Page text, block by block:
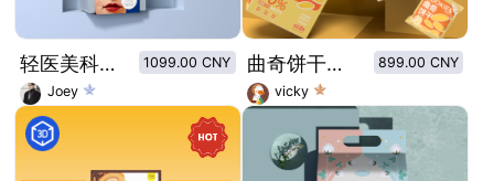
轻医美科学抗衰风格包装
1099.00 CNY
Joey
曲奇饼干盒子包装设计
899.00 CNY
vicky